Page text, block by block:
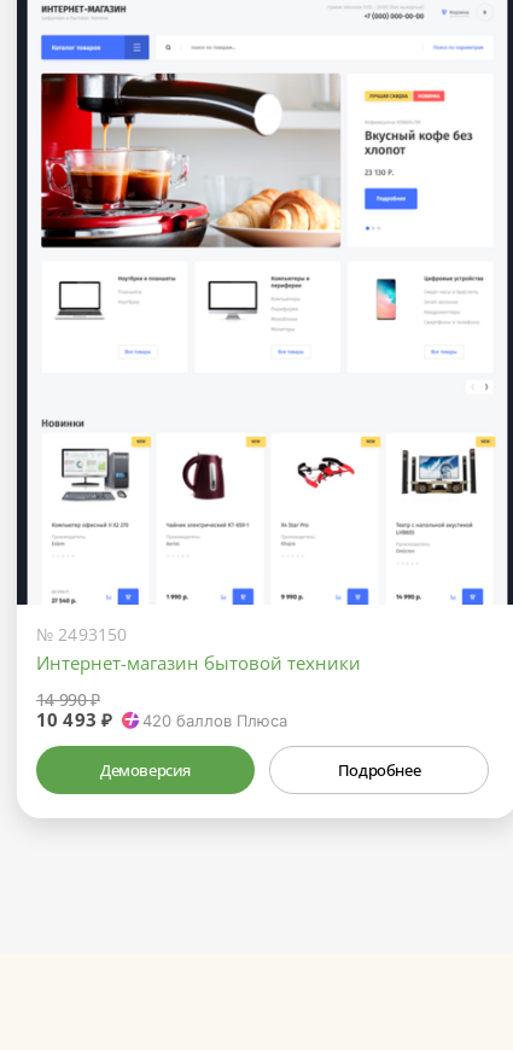
№ 2493150
Интернет-магазин бытовой техники
14 990 ₽
10 493 ₽ 420 баллов Плюса
Демоверсия Подробнее